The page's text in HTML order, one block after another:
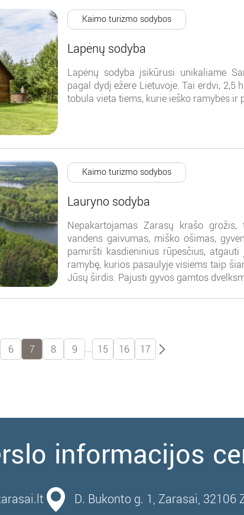
Kaimo turizmo sodybos
Lapėnų sodyba
Lapėnų sodyba įsikūrusi unikaliame
pagal dydį ežere Lietuvoje. Tai erdvi,
tobula vieta tiems, kurie ieško ramybės ir
Kaimo turizmo sodybos
Lauryno sodyba
Nepakartojamas Zarasų krašo
vandens gaivumas, miško ošimas,
pamiršti kasdieninius rūpesčius,
ramybę, kurios pasaulyje visiems taip
Jūsų širdis. Pajusti gyvos gamtos
6 7 8 9 ... 15 16 17
informacijos
D. Bukonto g. 1, Zarasai, 32106